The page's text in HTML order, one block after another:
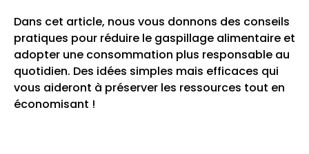
Dans cet article, nous vous donnons des conseils
pratiques pour réduire le gaspillage alimentaire et
adopter une consommation plus responsable au
quotidien. Des idées simples mais efficaces qui
vous aideront à préserver les ressources tout en
économisant !